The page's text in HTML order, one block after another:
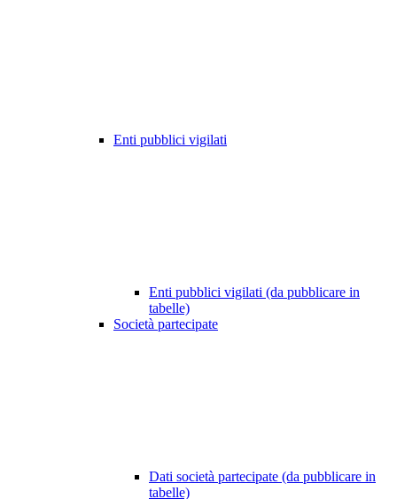
Enti pubblici vigilati
Enti pubblici vigilati (da pubblicare in
tabelle)
Società partecipate
Dati società partecipate (da pubblicare in
tabelle)